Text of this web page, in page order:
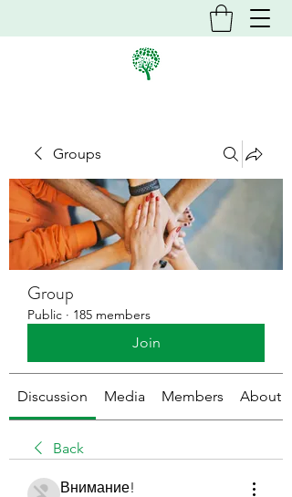
Groups
Group
Public · 185 members
Join
Discussion Media Members About
Back
Внимание!